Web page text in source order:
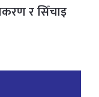
र सिँचाइ